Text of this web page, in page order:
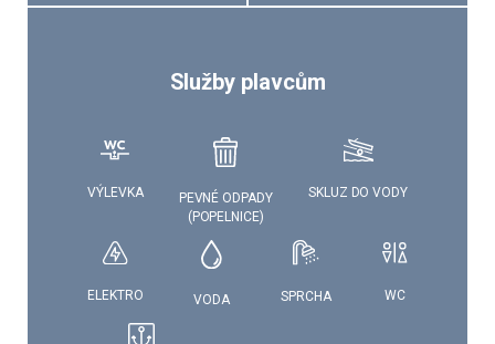
Služby plavcům
VÝLEVKA
PEVNÉ ODPADY
(POPELNICE)
SKLUZ DO VODY
ELEKTRO VODA SPRCHA WC